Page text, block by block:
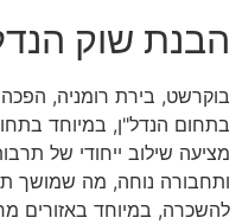
הבנת שוק
בוקרשט, בירת רומניה, הפכה
בתחום הנדל"ן, במיוחד
מציעה שילוב ייחודי של
ותחבורה נוחה, מה שמושך
להשכרה, במיוחד באזורים